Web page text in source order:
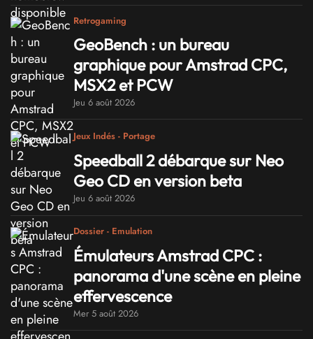
Retrogaming
GeoBench : un bureau
graphique pour Amstrad CPC,
MSX2 et PCW
Jeu 6 août 2026
Jeux Indés - Portage
Speedball 2 débarque sur Neo
Geo CD en version beta
Jeu 6 août 2026
Dossier - Emulation
Émulateurs Amstrad CPC :
panorama d'une scène en pleine
effervescence
Mer 5 août 2026